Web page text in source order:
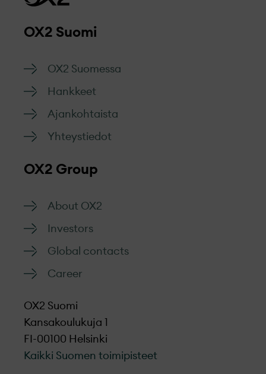
OX2 Suomi
OX2 Suomessa
Hankkeet
Ajankohtaista
Yhteystiedot
OX2 Group
About OX2
Investors
Global contacts
Career
OX2 Suomi
Kansakoulukuja 1
FI-00100 Helsinki
Kaikki Suomen toimipisteet